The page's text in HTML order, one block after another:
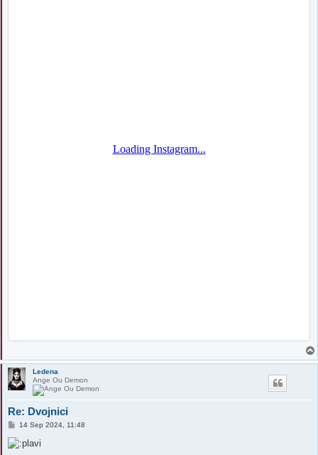
Ledena
Ange Ou Demon
Re: Dvojnici
P
s
t
14 Sep 2024, 11:48